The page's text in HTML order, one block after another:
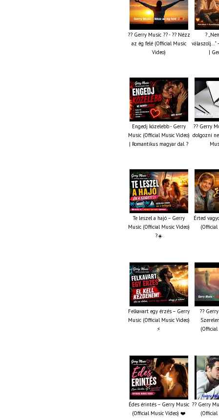
?? Gerry Music ?? - ?? Nézz
az ég felé (Official Music
Video)
?
válaszolj…”
|
Engedj közelebb - Gerry
Music (Official Music Video)
| Romantikus magyar dal ?
?? Gerry
dolgozni
Te leszel a hajó – Gerry
Music (Official Music Video)
?☀️
Érted
(Official
Felkavart egy érzés – Gerry
Music (Official Music Video)
⚡
??
(Official
Édes érintés – Gerry Music
(Official Music Video) ❤️
?? Gerry
(Official